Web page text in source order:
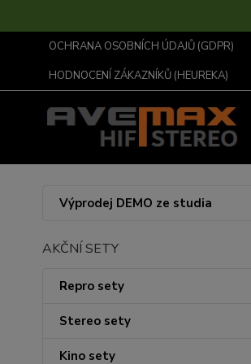
OCHRANA OSOBNÍCH ÚDAJŮ (GDPR)
HODNOCENÍ ZÁKAZNÍKŮ (HEUREKA)
Výprodej DEMO ze studia
AKČNÍ SETY
Repro sety
Stereo sety
Kino sety